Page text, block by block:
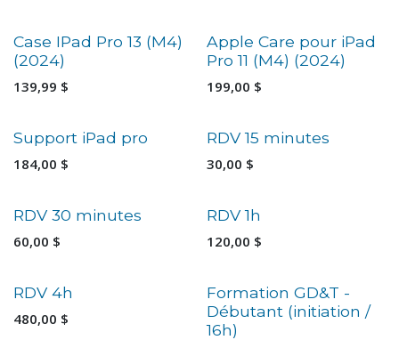
Case IPad Pro 13 (M4)
(2024)
139,99 $
Apple Care pour iPad
Pro 11 (M4) (2024)
199,00 $
Support iPad pro
184,00 $ Nouveau !
RDV 15 minutes
30,00 $
Nouveau !
RDV 30 minutes
60,00 $ Nouveau !
RDV 1h
120,00 $
Nouveau !
RDV 4h
480,00 $
Formation GD&T -
Débutant (initiation /
16h)